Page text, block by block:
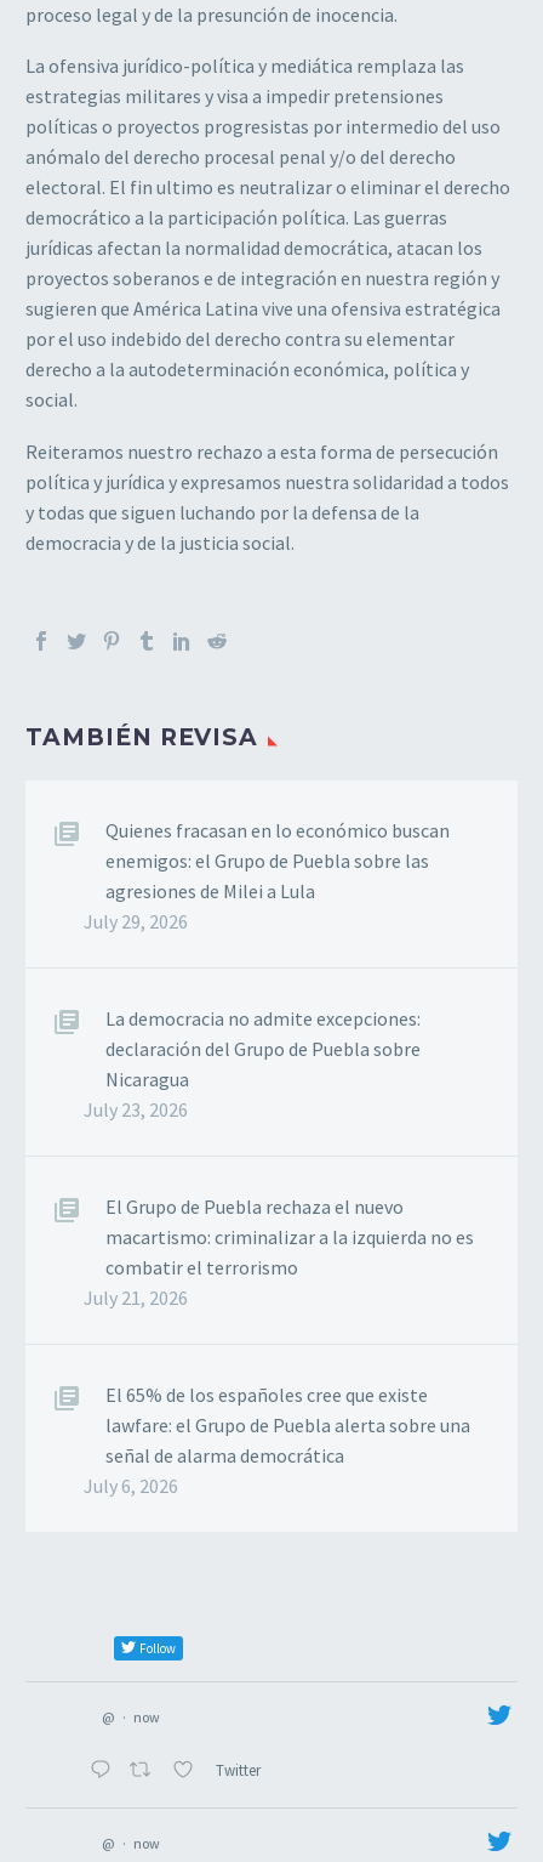
proceso legal y de la presunción de inocencia.
La ofensiva jurídico-política y mediática remplaza las
estrategias militares y visa a impedir pretensiones
políticas o proyectos progresistas por intermedio del uso
anómalo del derecho procesal penal y/o del derecho
electoral. El fin ultimo es neutralizar o eliminar el derecho
democrático a la participación política. Las guerras
jurídicas afectan la normalidad democrática, atacan los
proyectos soberanos e de integración en nuestra región y
sugieren que América Latina vive una ofensiva estratégica
por el uso indebido del derecho contra su elementar
derecho a la autodeterminación económica, política y
social.
Reiteramos nuestro rechazo a esta forma de persecución
política y jurídica y expresamos nuestra solidaridad a todos
y todas que siguen luchando por la defensa de la
democracia y de la justicia social.
TAMBIÉN REVISA
Quienes fracasan en lo económico buscan
enemigos: el Grupo de Puebla sobre las
agresiones de Milei a Lula
July 29, 2026
La democracia no admite excepciones:
declaración del Grupo de Puebla sobre
Nicaragua
July 23, 2026
El Grupo de Puebla rechaza el nuevo
macartismo: criminalizar a la izquierda no es
combatir el terrorismo
July 21, 2026
El 65% de los españoles cree que existe
lawfare: el Grupo de Puebla alerta sobre una
señal de alarma democrática
July 6, 2026
Follow
@ · now
Twitter
@ · now